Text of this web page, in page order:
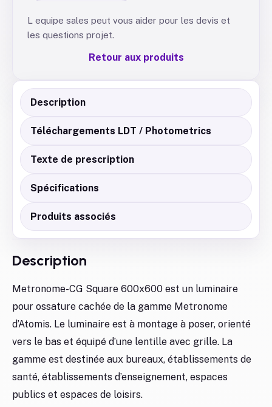
L equipe sales peut vous aider pour les devis et
les questions projet.
Retour aux produits
Description
Téléchargements LDT / Photometrics
Texte de prescription
Spécifications
Produits associés
Description
Metronome-CG Square 600x600 est un luminaire
pour ossature cachée de la gamme Metronome
d’Atomis. Le luminaire est à montage à poser, orienté
vers le bas et équipé d’une lentille avec grille. La
gamme est destinée aux bureaux, établissements de
santé, établissements d’enseignement, espaces
publics et espaces de loisirs.